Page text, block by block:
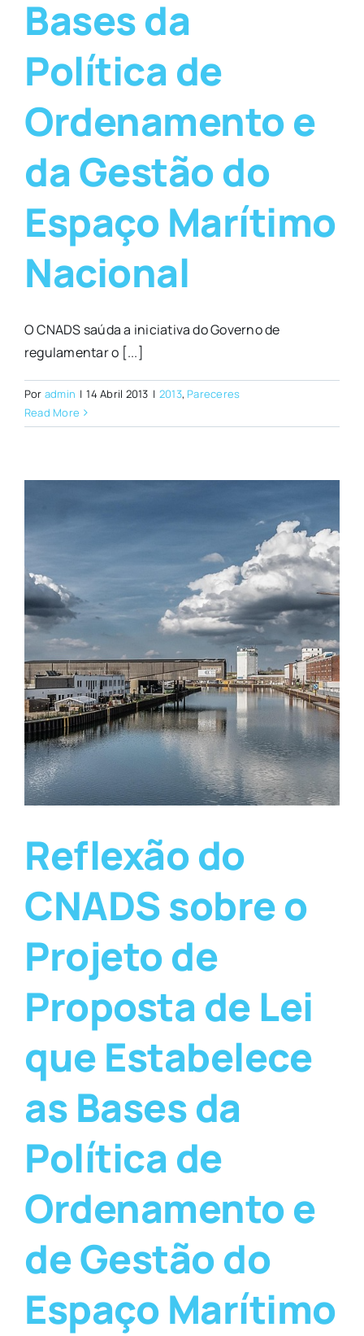
Bases da
Política de
Ordenamento e
da Gestão do
Espaço Marítimo
Nacional
O CNADS saúda a iniciativa do Governo de
regulamentar o [...]
Por admin | 14 Abril 2013 | 2013, Pareceres
Read More
Reflexão do
CNADS sobre o
Projeto de
Proposta de Lei
que Estabelece
as Bases da
Política de
Ordenamento e
de Gestão do
Espaço Marítimo